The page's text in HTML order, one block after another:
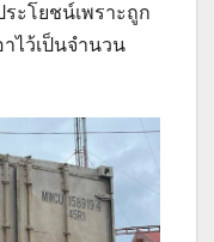
ะโยชน์เพราะถูก
ไว้เป็นจำนวน